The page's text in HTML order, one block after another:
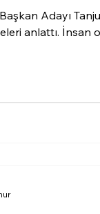
Adayı
anlattı. İnsan